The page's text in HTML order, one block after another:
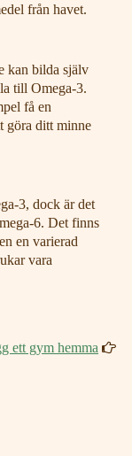
från havet.
kan bilda själv
till Omega-3.
få en
göra ditt minne
3, dock är det
6. Det finns
en varierad
vara
ett gym hemma